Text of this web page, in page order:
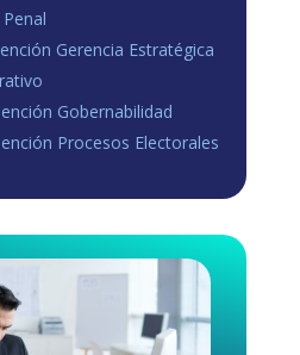
Gerencia Estratégica
Gobernabilidad
Procesos Electorales